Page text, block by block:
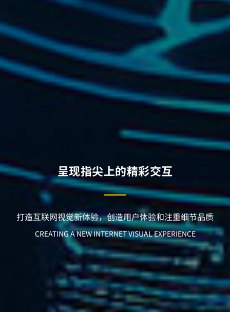
呈现指尖上的精彩交互
打造互联网视觉新体验，创造用户体验和注重细节品质
CREATING A NEW INTERNET VISUAL EXPERIENCE